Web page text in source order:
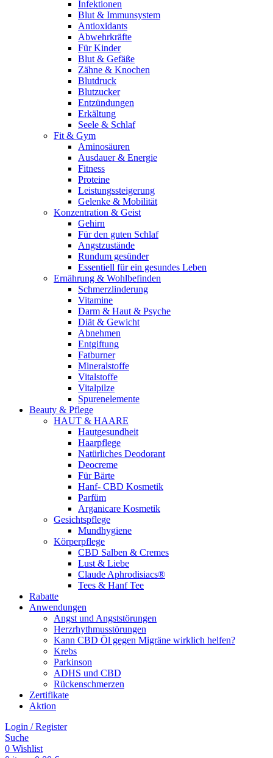
Infektionen
Blut & Immunsystem
Antioxidants
Abwehrkräfte
Für Kinder
Blut & Gefäße
Zähne & Knochen
Blutdruck
Blutzucker
Entzündungen
Erkältung
Seele & Schlaf
Fit & Gym
Aminosäuren
Ausdauer & Energie
Fitness
Proteine
Leistungssteigerung
Gelenke & Mobilität
Konzentration & Geist
Gehirn
Für den guten Schlaf
Angstzustände
Rundum gesünder
Essentiell für ein gesundes Leben
Ernährung & Wohlbefinden
Schmerzlinderung
Vitamine
Darm & Haut & Psyche
Diät & Gewicht
Abnehmen
Entgiftung
Fatburner
Mineralstoffe
Vitalstoffe
Vitalpilze
Spurenelemente
Beauty & Pflege
HAUT & HAARE
Hautgesundheit
Haarpflege
Natürliches Deodorant
Deocreme
Für Bärte
Hanf- CBD Kosmetik
Parfüm
Arganicare Kosmetik
Gesichtspflege
Mundhygiene
Körperpflege
CBD Salben & Cremes
Lust & Liebe
Claude Aphrodisiacs®
Tees & Hanf Tee
Rabatte
Anwendungen
Angst und Angststörungen
Herzrhythmusstörungen
Kann CBD Öl gegen Migräne wirklich helfen?
Krebs
Parkinson
ADHS und CBD
Rückenschmerzen
Zertifikate
Aktion
Login / Register
Suche
0 Wishlist